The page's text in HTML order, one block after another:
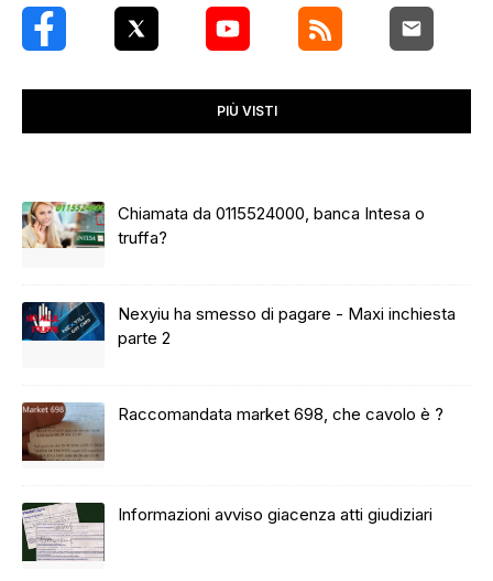
PIÙ VISTI
Chiamata da 0115524000, banca Intesa o
truffa?
Nexyiu ha smesso di pagare - Maxi inchiesta
parte 2
Raccomandata market 698, che cavolo è ?
Informazioni avviso giacenza atti giudiziari